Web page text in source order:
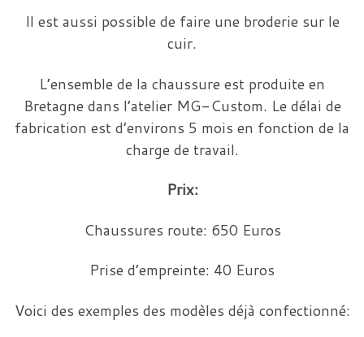
Il est aussi possible de faire une broderie sur le
cuir.
L’ensemble de la chaussure est produite en
Bretagne dans l’atelier MG-Custom. Le délai de
fabrication est d’environs 5 mois en fonction de la
charge de travail.
Prix:
Chaussures route: 650 Euros
Prise d’empreinte: 40 Euros
Voici des exemples des modèles déjà confectionné: